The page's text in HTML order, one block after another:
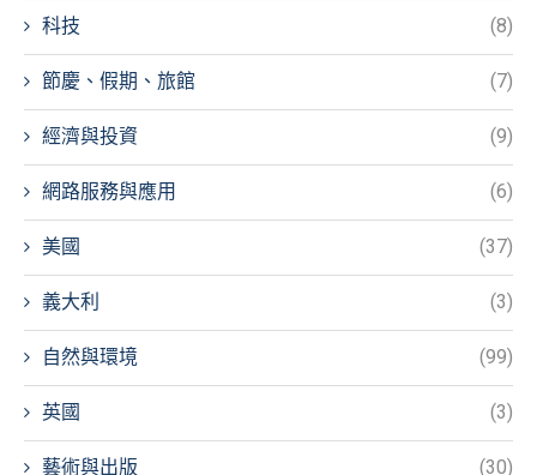
科技 (8)
節慶、假期、旅館 (7)
經濟與投資 (9)
網路服務與應用 (6)
美國 (37)
義大利 (3)
自然與環境 (99)
英國 (3)
藝術與出版 (30)